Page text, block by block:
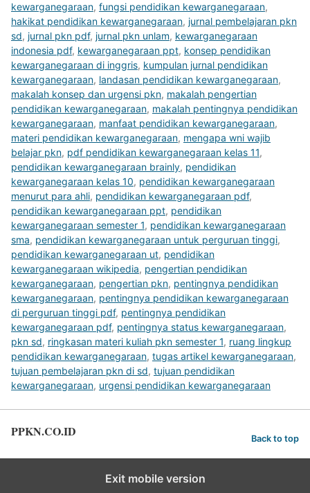
kewarganegaraan, fungsi pendidikan kewarganegaraan,
hakikat pendidikan kewarganegaraan, jurnal pembelajaran pkn
sd, jurnal pkn pdf, jurnal pkn unlam, kewarganegaraan
indonesia pdf, kewarganegaraan ppt, konsep pendidikan
kewarganegaraan di inggris, kumpulan jurnal pendidikan
kewarganegaraan, landasan pendidikan kewarganegaraan,
makalah konsep dan urgensi pkn, makalah pengertian
pendidikan kewarganegaraan, makalah pentingnya pendidikan
kewarganegaraan, manfaat pendidikan kewarganegaraan,
materi pendidikan kewarganegaraan, mengapa wni wajib
belajar pkn, pdf pendidikan kewarganegaraan kelas 11,
pendidikan kewarganegaraan brainly, pendidikan
kewarganegaraan kelas 10, pendidikan kewarganegaraan
menurut para ahli, pendidikan kewarganegaraan pdf,
pendidikan kewarganegaraan ppt, pendidikan
kewarganegaraan semester 1, pendidikan kewarganegaraan
sma, pendidikan kewarganegaraan untuk perguruan tinggi,
pendidikan kewarganegaraan ut, pendidikan
kewarganegaraan wikipedia, pengertian pendidikan
kewarganegaraan, pengertian pkn, pentingnya pendidikan
kewarganegaraan, pentingnya pendidikan kewarganegaraan
di perguruan tinggi pdf, pentingnya pendidikan
kewarganegaraan pdf, pentingnya status kewarganegaraan,
pkn sd, ringkasan materi kuliah pkn semester 1, ruang lingkup
pendidikan kewarganegaraan, tugas artikel kewarganegaraan,
tujuan pembelajaran pkn di sd, tujuan pendidikan
kewarganegaraan, urgensi pendidikan kewarganegaraan
PPKN.CO.ID Back to top
Exit mobile version